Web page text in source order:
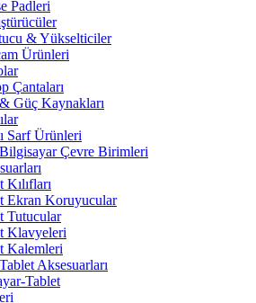
Padleri
& Yükselticiler
Ürünleri
Çantaları
Güç Kaynakları
Sarf Ürünleri
Çevre Birimleri
Kılıfları
Ekran Koruyucular
Tutucular
Klavyeleri
Kalemleri
Aksesuarları
Tablet